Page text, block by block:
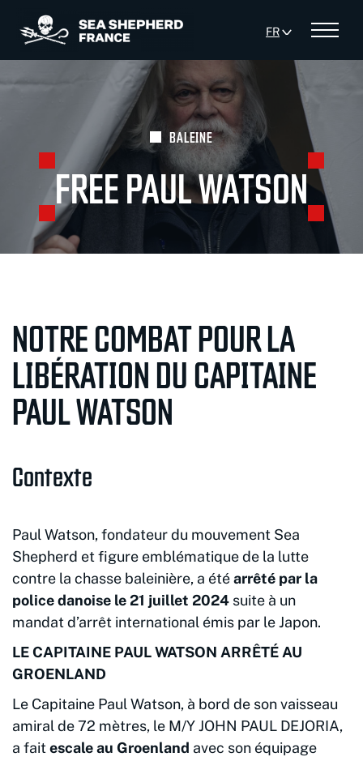
FR Menu
BALEINE
FREE PAUL WATSON
NOTRE COMBAT POUR LA
LIBÉRATION DU CAPITAINE
PAUL WATSON
Contexte
Paul Watson, fondateur du mouvement Sea
Shepherd et figure emblématique de la lutte
contre la chasse baleinière, a étéarrêté par la
police danoise le21 juillet 2024 suite à un
mandat d’arrêt international émis par le Japon.
LE CAPITAINE PAUL WATSON ARRÊTÉ AU
GROENLAND
Le Capitaine Paul Watson, à bord de son vaisseau
amiral de 72 mètres, le M/Y JOHN PAUL DEJORIA,
a faitescale au Groenland avec son équipage